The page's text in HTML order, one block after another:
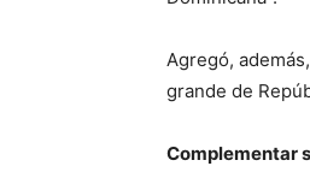
Agregó,
grande de
Complementar